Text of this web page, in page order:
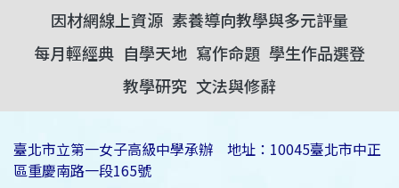
因材網線上資源 素養導向教學與多元評量
每月輕經典 自學天地 寫作命題 學生作品選登
教學研究 文法與修辭
臺北市立第一女子高級中學承辦 地址：10045臺北市中正
區重慶南路一段165號